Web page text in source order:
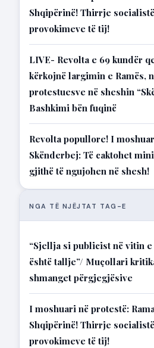
Shqipërinë! Thirrje
provokimeve të tij!
LIVE- Revolta e 69 kundër
kërkojnë largimin e Ramës,
protestuesve në sheshin
Bashkimi bën fuqinë
Revolta popullore! I
Skënderbej: Të caktohet
gjithë të ngujohen në shesh!
NGA TË NJËJTAT TAG-E
“Sjellja si publicist në vitin
është tallje”/ Muçollari
shmanget përgjegjësive
I moshuari në protestë:
Shqipërinë! Thirrje
provokimeve të tij!